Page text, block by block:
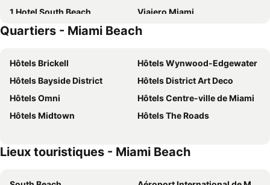
1 Hotel South Beach
Viajero Miami
The Betsy - South Beach
The Elser Hotel Miami
Balfour Miami Beach, a Registry Collection Hotel
The Meridian Hotel by At Mine Hospitality
Tradewinds Apartment Hotel
Sheraton Miami Airport Hotel & Executive Meeting Center
Cardozo South Beach
National Hotel, An Adult Only Oceanfront Resort
Moxy Miami South Beach
citizenM Miami South Beach
Uma House by Yurbban South Beach
Beach Park Hotel
Quartiers - Miami Beach
Hôtels Brickell
Hôtels Wynwood-Edgewater
Hôtels Bayside District
Hôtels District Art Deco
Hôtels Omni
Hôtels Centre-ville de Miami
Hôtels Midtown
Hôtels The Roads
Lieux touristiques - Miami Beach